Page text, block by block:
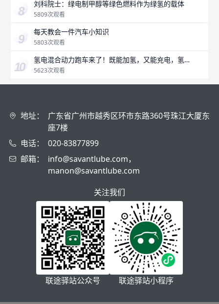
刘科院士：绿电制甲醇等绿色燃料作为绿氢的载体
5809次观看
每天教会一件汽车小知识
5803次观看
氢电混合动力跑车来了！既能加氢，又能充电，氢燃
料是未来吗？
5623次观看
地址：
广东省广州市越秀区环市东路360号珠江大厦东
座7楼
电话：
020-83877899
邮箱：
info@savantlube.com，
manon@savantlube.com
关注我们
联途驿站公众号 联途驿站小程序